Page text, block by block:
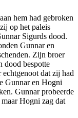
hem had gebroken
op het paleis
Sigurds dood.
Gunnar en
Zijn broer
bespotte
dat zij had
Gunnar en Hogni
Gunnar probeerde
Hogni zag dat